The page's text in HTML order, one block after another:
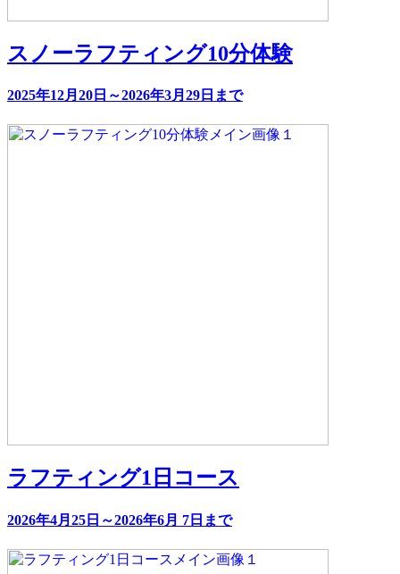
スノーラフティング10分体験
2025年12月20日～2026年3月29日まで
ラフティング1日コース
2026年4月25日～2026年6月 7日まで